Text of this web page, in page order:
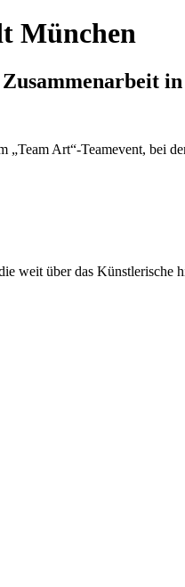
München
Art“-Teamevent, bei
weit über das